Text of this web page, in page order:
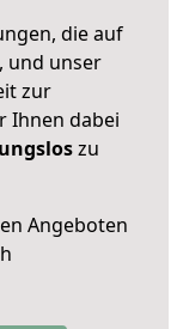
die auf
und unser
zur
Ihnen dabei
zu
Angeboten